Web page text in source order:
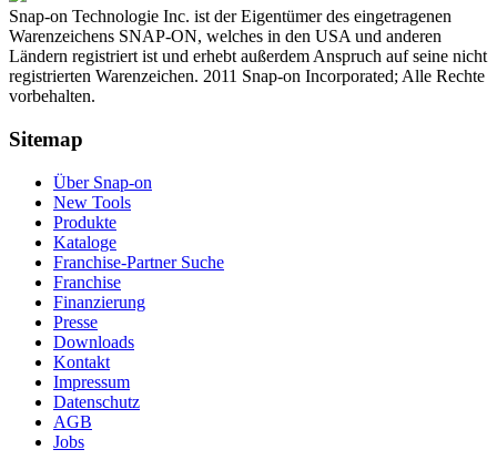
Snap-on Technologie Inc. ist der Eigentümer des eingetragenen
Warenzeichens SNAP-ON, welches in den USA und anderen
Ländern registriert ist und erhebt außerdem Anspruch auf seine nicht
registrierten Warenzeichen. 2011 Snap-on Incorporated; Alle Rechte
vorbehalten.
Sitemap
Über Snap-on
New Tools
Produkte
Kataloge
Franchise-Partner Suche
Franchise
Finanzierung
Presse
Downloads
Kontakt
Impressum
Datenschutz
AGB
Jobs